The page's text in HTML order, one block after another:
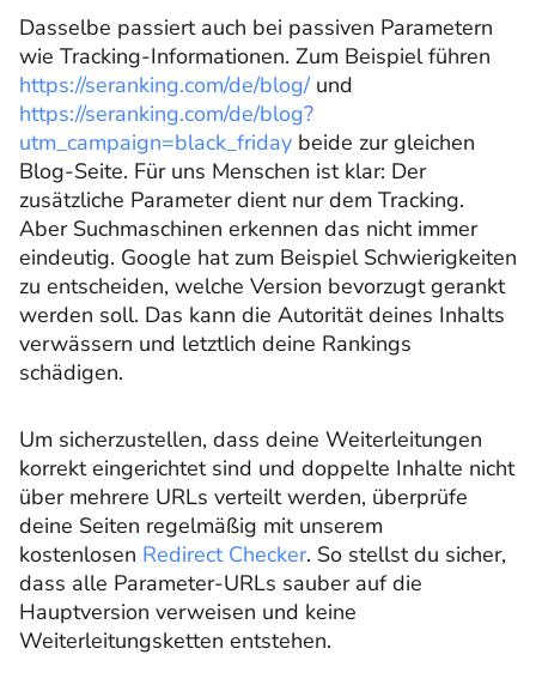
Dasselbe passiert auch bei passiven Parametern
wie Tracking-Informationen. Zum Beispiel führen
https://seranking.com/de/blog/und
https://seranking.com/de/blog?
utm_campaign=black_friday beide zur gleichen
Blog-Seite. Für uns Menschen ist klar: Der
zusätzliche Parameter dient nur dem Tracking.
Aber Suchmaschinen erkennen das nicht immer
eindeutig. Google hat zum Beispiel Schwierigkeiten
zu entscheiden, welche Version bevorzugt gerankt
werden soll. Das kann die Autorität deines Inhalts
verwässern und letztlich deine Rankings
schädigen.
Um sicherzustellen, dass deine Weiterleitungen
korrekt eingerichtet sind und doppelte Inhalte nicht
über mehrere URLs verteilt werden, überprüfe
deine Seiten regelmäßig mit unserem
kostenlosen Redirect Checker. So stellst du sicher,
dass alle Parameter-URLs sauber auf die
Hauptversion verweisen und keine
Weiterleitungsketten entstehen.